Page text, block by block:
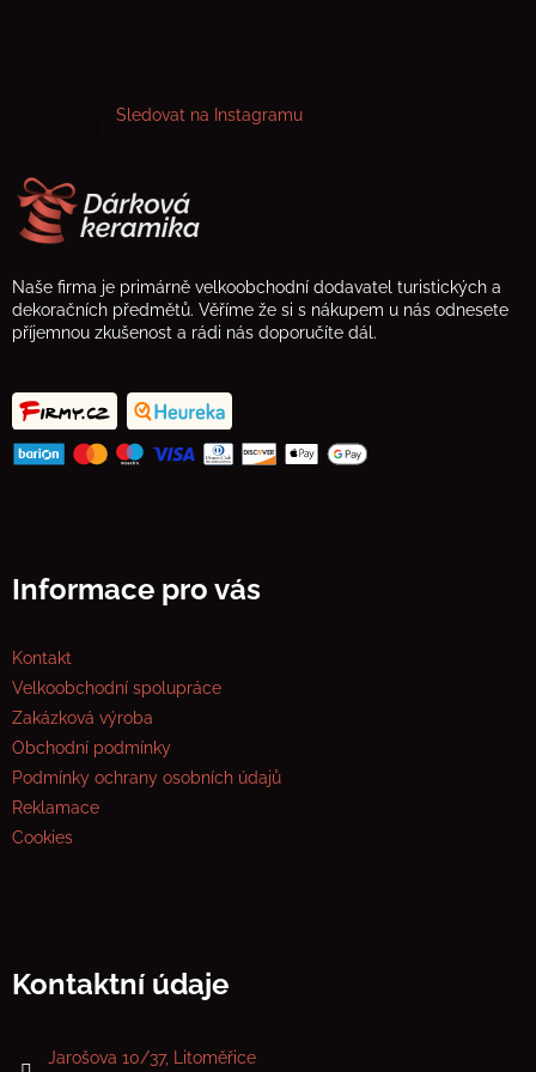
Sledovat na Instagramu
Naše firma je primárně velkoobchodní dodavatel turistických a
dekoračních předmětů. Věříme že si s nákupem u nás odnesete
příjemnou zkušenost a rádi nás doporučíte dál.
Informace pro vás
Kontakt
Velkoobchodní spolupráce
Zakázková výroba
Obchodní podmínky
Podmínky ochrany osobních údajů
Reklamace
Cookies
Kontaktní údaje
Jarošova 10/37, Litoměřice